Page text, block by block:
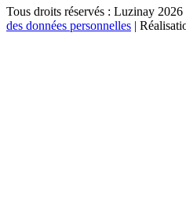
Tous droits réservés : Luzinay 2026
des données personnelles |